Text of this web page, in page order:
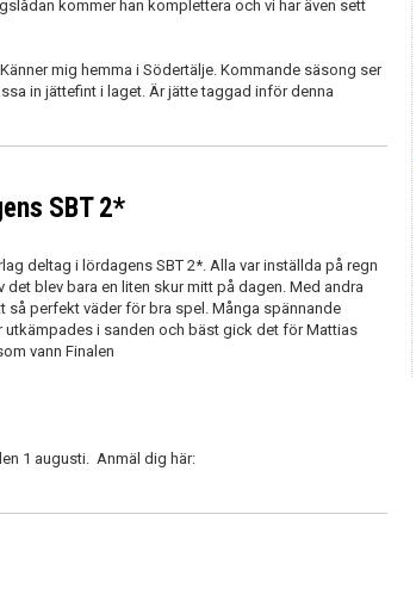
kommer han komplettera och vi har även sett
mig hemma i Södertälje. Kommande säsong ser
in jättefint i laget. Är jätte taggad inför denna
SBT 2*
deltag i lördagens SBT 2*. Alla var inställda på regn
det blev bara en liten skur mitt på dagen. Med andra
så perfekt väder för bra spel. Många spännande
utkämpades i sanden och bäst gick det för Mattias
vann Finalen
1 augusti. Anmäl dig här: